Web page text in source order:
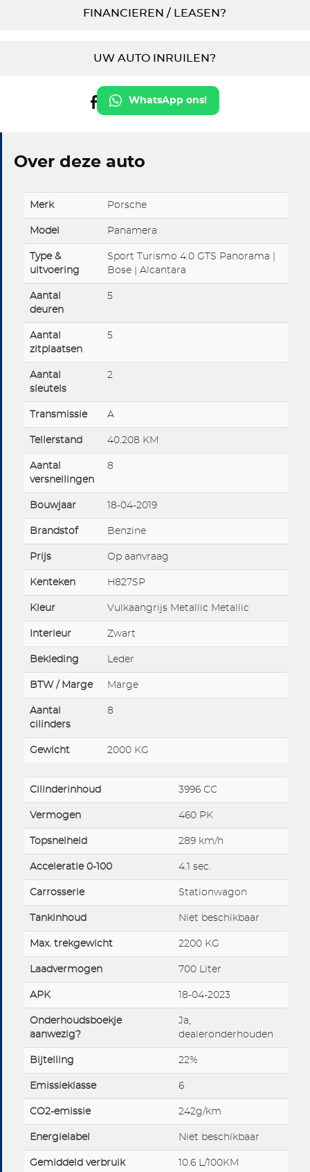
FINANCIEREN / LEASEN?
UW AUTO INRUILEN?
WhatsApp ons!
Over deze auto
Merk Porsche
Model Panamera
Type &
uitvoering
Sport Turismo 4.0 GTS Panorama |
Bose | Alcantara
Aantal
deuren
5
Aantal
zitplaatsen
5
Aantal
sleutels
2
Transmissie A
Tellerstand 40.208 KM
Aantal
versnellingen
8
Bouwjaar 18-04-2019
Brandstof Benzine
Prijs Op aanvraag
Kenteken H827SP
Kleur Vulkaangrijs Metallic Metallic
Interieur Zwart
Bekleding Leder
BTW / Marge Marge
Aantal
cilinders
8
Gewicht 2000 KG
Cilinderinhoud 3996 CC
Vermogen 460 PK
Topsnelheid 289 km/h
Acceleratie 0-100 4.1 sec.
Carrosserie Stationwagon
Tankinhoud Niet beschikbaar
Max. trekgewicht 2200 KG
Laadvermogen 700 Liter
APK 18-04-2023
Onderhoudsboekje
aanwezig?
Ja,
dealeronderhouden
Bijtelling 22%
Emissieklasse 6
CO2-emissie 242g/km
Energielabel Niet beschikbaar
Gemiddeld verbruik 10.6 L/100KM